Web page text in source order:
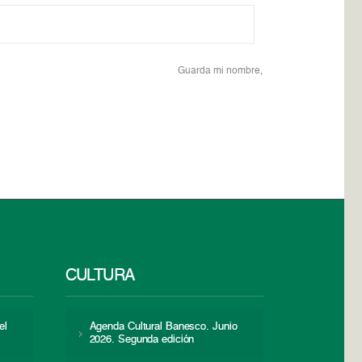
Guarda mi nombre,
CULTURA
Agenda Cultural Banesco. Junio
2026. Segunda edición